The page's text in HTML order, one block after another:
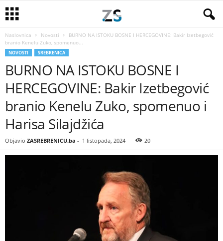
Naslovnica Novosti
BURNO NA ISTOKU BOSNE I HERCEGOVINE: Bakir Izetbegović
branio Kenelu Zuko, spomenuo...
NOVOSTI SREBRENICA
BURNO NA ISTOKU BOSNE I
HERCEGOVINE: Bakir Izetbegović
branio Kenelu Zuko, spomenuo i
Harisa Silajdžića
Objavio ZASREBRENICU.ba - 1 listopada, 2024 20